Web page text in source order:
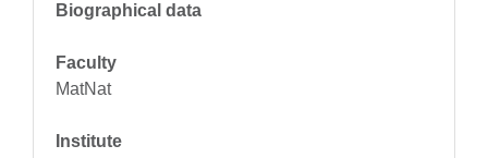
Biographical data
Faculty
MatNat
Institute